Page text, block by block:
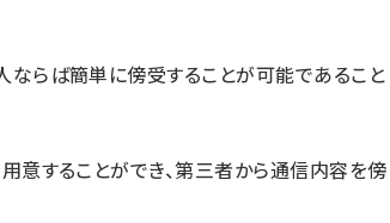
ならば簡単に傍受することが可能であること
意することができ、第三者から通信内容を傍